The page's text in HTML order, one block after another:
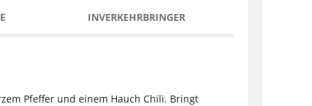
INVERKEHRBRINGER
Pfeffer und einem Hauch Chili. Bringt